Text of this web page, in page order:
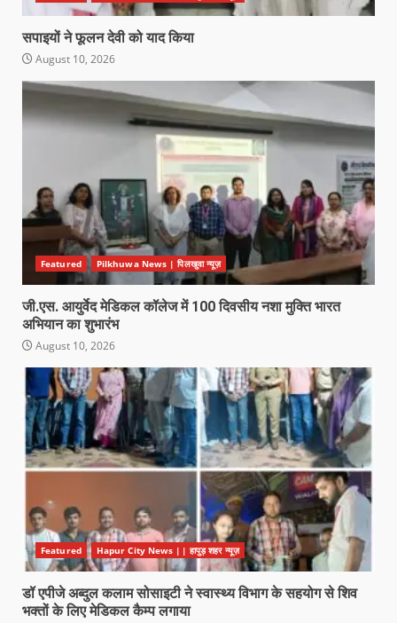
सपाइयों ने फूलन देवी को याद किया
August 10, 2026
Featured Pilkhuwa News | पिलखुवा न्यूज़
जी.एस. आयुर्वेद मेडिकल कॉलेज में 100 दिवसीय नशा मुक्ति भारत
अभियान का शुभारंभ
August 10, 2026
Featured Hapur City News || हापुड़ शहर न्यूज़
डॉ एपीजे अब्दुल कलाम सोसाइटी ने स्वास्थ्य विभाग के सहयोग से शिव
भक्तों के लिए मेडिकल कैम्प लगाया